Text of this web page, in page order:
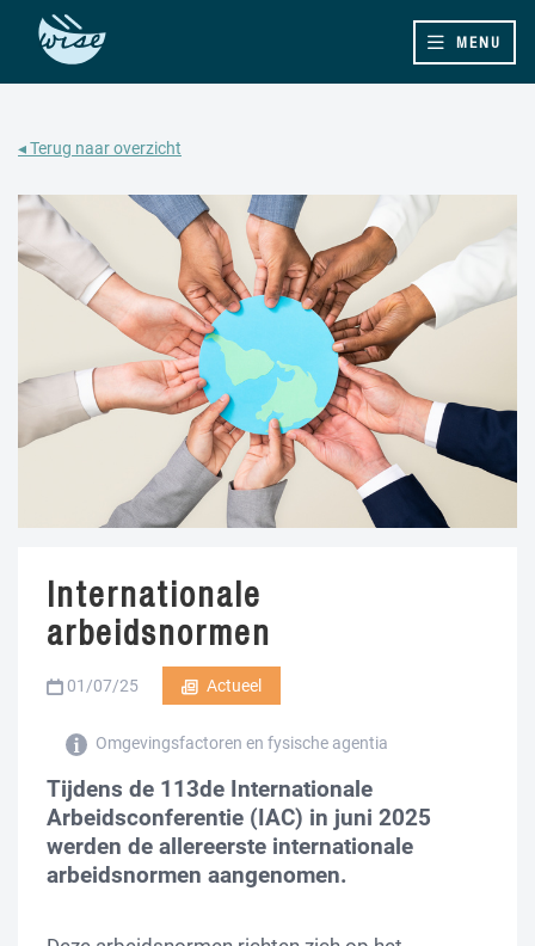
MENU
◂ Terug naar overzicht
Internationale
arbeidsnormen
01/07/25 Actueel
Omgevingsfactoren en fysische agentia
Tijdens de 113de Internationale
Arbeidsconferentie (IAC) in juni 2025
werden de allereerste internationale
arbeidsnormen aangenomen.